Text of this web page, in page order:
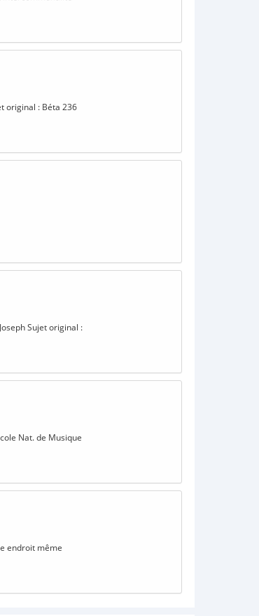
original : Béta 236
Sujet original :
Nat. de Musique
endroit même